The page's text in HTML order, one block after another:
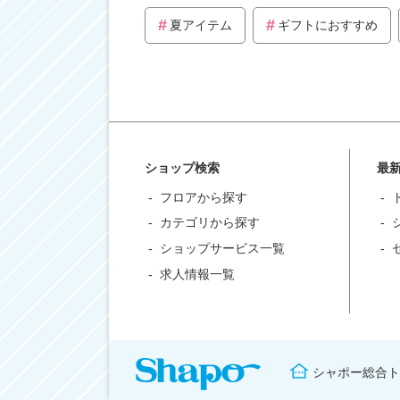
夏アイテム ギフトにおすすめ
ショップ検索
フロアから探す
カテゴリから探す
ショップサービス一覧
求人情報一覧
最
シャポー総合